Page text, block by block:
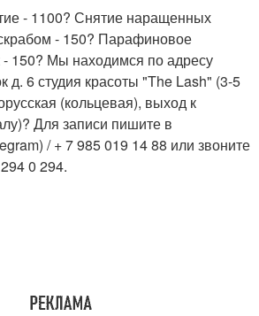
- 1100? Снятие наращенных
- 150? Парафиновое
150? Мы находимся по адресу
д. 6 студия красоты "The Lash" (3-5
(кольцевая), выход к
Для записи пишите в
/ + 7 985 019 14 88 или звоните
0 294.